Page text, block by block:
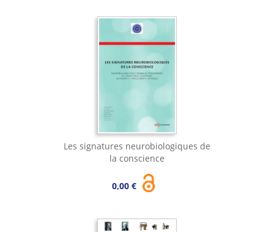
Les signatures neurobiologiques de
la conscience
0,00 €